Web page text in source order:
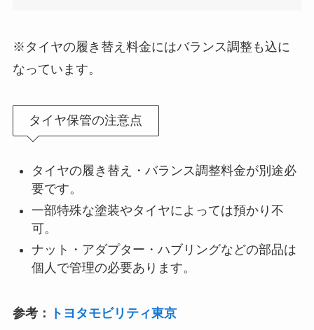
※タイヤの履き替え料金にはバランス調整も込に
なっています。
タイヤ保管の注意点
タイヤの履き替え・バランス調整料金が別途必
要です。
一部特殊な塗装やタイヤによっては預かり不
可。
ナット・アダプター・ハブリングなどの部品は
個人で管理の必要あります。
参考： トヨタモビリティ東京